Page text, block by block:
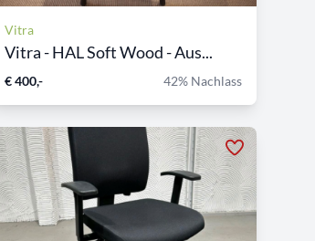
Vitra
Vitra - HAL Soft Wood - Aus...
€ 400,- 42% Nachlass